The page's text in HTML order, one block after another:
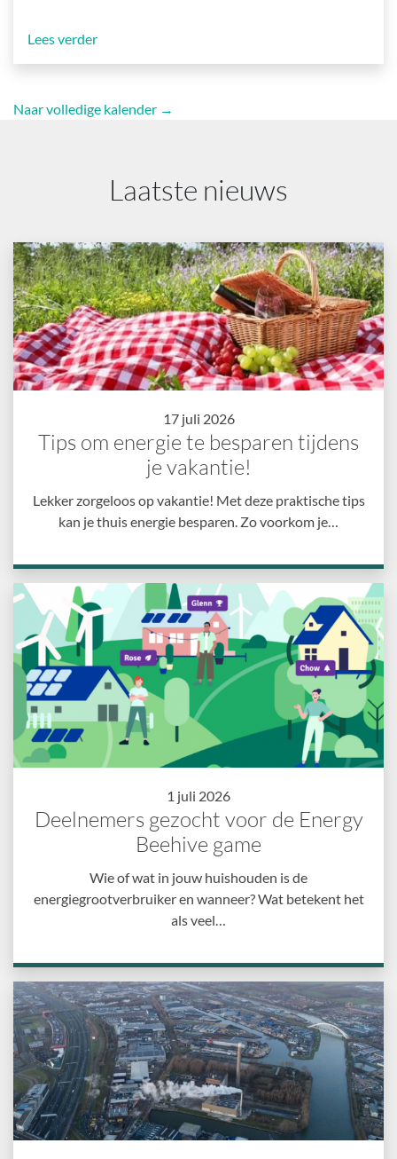
Lees verder
Naar volledige kalender →
Laatste nieuws
17 juli 2026
Tips om energie te besparen tijdens
je vakantie!
Lekker zorgeloos op vakantie! Met deze praktische tips
kan je thuis energie besparen. Zo voorkom je…
1 juli 2026
Deelnemers gezocht voor de Energy
Beehive game
Wie of wat in jouw huishouden is de
energiegrootverbruiker en wanneer? Wat betekent het
als veel…